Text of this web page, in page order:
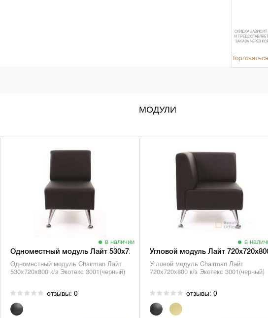
МОДУЛИ
в наличии
Одноместный модуль Лайт 530х720х800
Одноместный модуль Chairman Лайт
530х720х800 к/з Экотекс 3001(черный)
отзывы: 0
в
Угловой модуль Лайт
Угловой модуль Chairman Лайт
720х720х800 к/з Экотекс 3001(черный)
отзывы: 0